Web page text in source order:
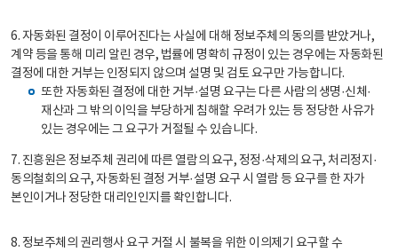
6. 자동화된 결정이 이루어진다는 사실에 대해 정보주체의 동의를 받았거나,
계약 등을 통해 미리 알린 경우, 법률에 명확히 규정이 있는 경우에는 자동화된
결정에 대한 거부는 인정되지 않으며 설명 및 검토 요구만 가능합니다.
또한 자동화된 결정에 대한 거부·설명 요구는 다른 사람의 생명·신체·
재산과 그 밖의 이익을 부당하게 침해할 우려가 있는 등 정당한 사유가
있는 경우에는 그 요구가 거절될 수 있습니다.
7. 진흥원은 정보주체 권리에 따른 열람의 요구, 정정·삭제의 요구, 처리정지·
동의철회의 요구, 자동화된 결정 거부·설명 요구 시 열람 등 요구를 한 자가
본인이거나 정당한 대리인인지를 확인합니다.
8. 정보주체의 권리행사 요구 거절 시 불복을 위한 이의제기 요구할 수